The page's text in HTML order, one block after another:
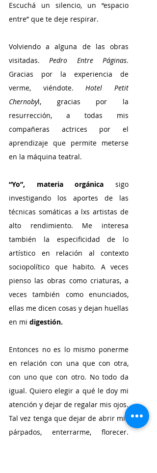
Escuchá un silencio, un “espacio
entre” que te deje respirar.
Volviendo a alguna de las obras
visitadas. Pedro Entre Páginas.
Gracias por la experiencia de
verme, viéndote. Hotel Petit
Chernobyl, gracias por la
resurrección, a todas mis
compañeras actrices por el
aprendizaje que permite meterse
en la máquina teatral.
“Yo”, materia orgánica sigo
investigando los aportes de las
técnicas somáticas a lxs artistas de
alto rendimiento. Me interesa
también la especificidad de lo
artístico en relación al contexto
sociopolítico que habito. A veces
pienso las obras como criaturas, a
veces también como enunciados,
ellas me dicen cosas y dejan huellas
en mi digestión.
Entonces no es lo mismo ponerme
en relación con una que con otra,
con uno que con otro. No todo da
igual. Quiero elegir a qué le doy mi
atención y dejar de regalar mis ojos.
Tal vez tenga que dejar de abrir mis